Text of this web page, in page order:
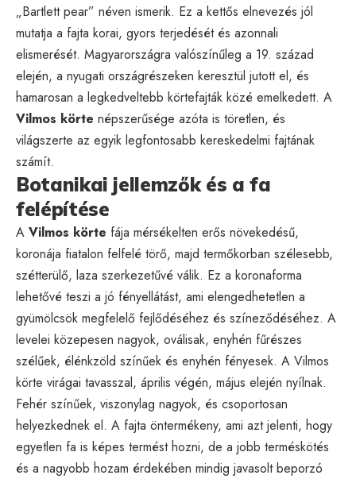
„Bartlett pear” néven ismerik. Ez a kettős elnevezés jól
mutatja a fajta korai, gyors terjedését és azonnali
elismerését. Magyarországra valószínűleg a 19. század
elején, a nyugati országrészeken keresztül jutott el, és
hamarosan a legkedveltebb körtefajták közé emelkedett. A
Vilmos körte népszerűsége azóta is töretlen, és
világszerte az egyik legfontosabb kereskedelmi fajtának
számít.
Botanikai jellemzők és a fa
felépítése
A Vilmos körte fája mérsékelten erős növekedésű,
koronája fiatalon felfelé törő, majd termőkorban szélesebb,
szétterülő, laza szerkezetűvé válik. Ez a koronaforma
lehetővé teszi a jó fényellátást, ami elengedhetetlen a
gyümölcsök megfelelő fejlődéséhez és színeződéséhez. A
levelei közepesen nagyok, oválisak, enyhén fűrészes
szélűek, élénkzöld színűek és enyhén fényesek. A Vilmos
körte virágai tavasszal, április végén, május elején nyílnak.
Fehér színűek, viszonylag nagyok, és csoportosan
helyezkednek el. A fajta öntermékeny, ami azt jelenti, hogy
egyetlen fa is képes termést hozni, de a jobb terméskötés
és a nagyobb hozam érdekében mindig javasolt beporzó